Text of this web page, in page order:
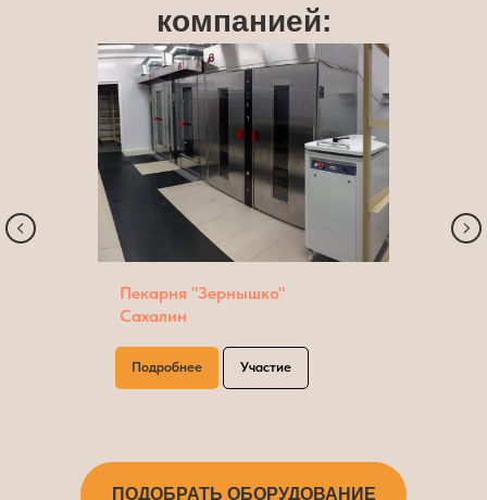
компанией:
Пекарня "Зернышко"
Сахалин
Подробнее Участие
ПОДОБРАТЬ ОБОРУДОВАНИЕ